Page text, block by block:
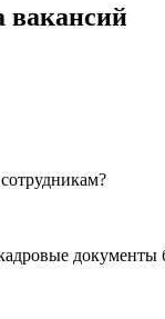
вакансий
документы